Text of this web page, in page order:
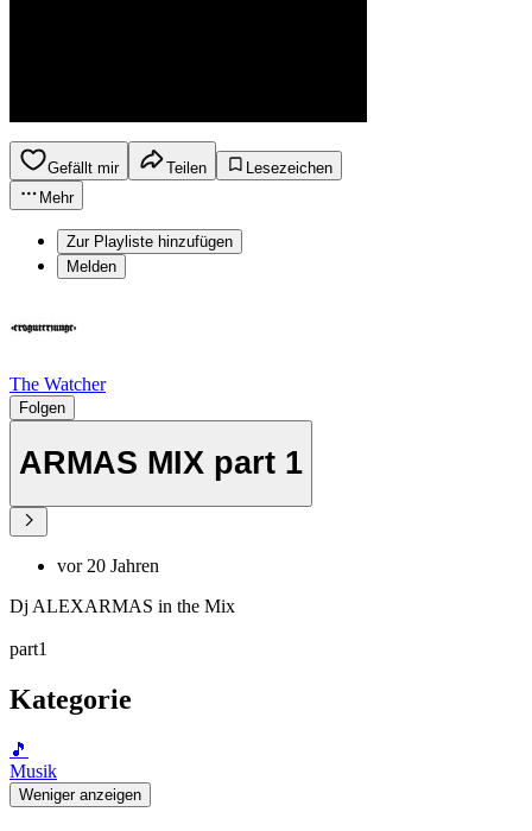
Gefällt mir Teilen
Lesezeichen
Mehr
Zur Playliste hinzufügen
Melden
The Watcher
Folgen
ARMAS MIX part 1
vor 20 Jahren
Dj ALEXARMAS in the Mix
part1
Kategorie
🎵
Musik
Weniger anzeigen